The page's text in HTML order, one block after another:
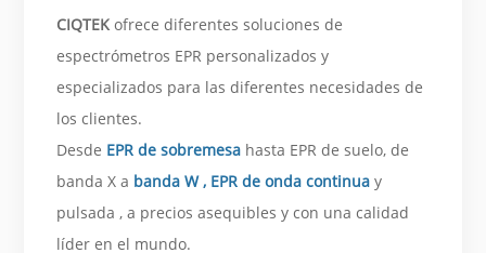
CIQTEK ofrece diferentes soluciones de
espectrómetros EPR personalizados y
especializados para las diferentes necesidades de
los clientes.
Desde EPR de sobremesa hasta EPR de suelo, de
banda X a banda W , EPR de onda continua y
pulsada , a precios asequibles y con una calidad
líder en el mundo.